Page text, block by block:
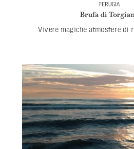
PERUGIA
Brufa di
Vivere magiche atmosfere di